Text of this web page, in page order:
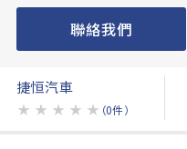
聯絡我們
捷恒汽車
★ ★ ★ ★ ★ （0件）